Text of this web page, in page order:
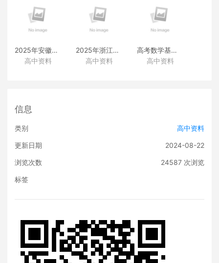
2025年安徽高考真题
（化学）
高中资料
2025年浙江高考真题
（化学）
高中资料
高考数学基础篇
（类题拓展和变式练透）
高中资料
信息
类别 高中资料
更新日期 2024-08-22
浏览次数 24587次浏览
标签